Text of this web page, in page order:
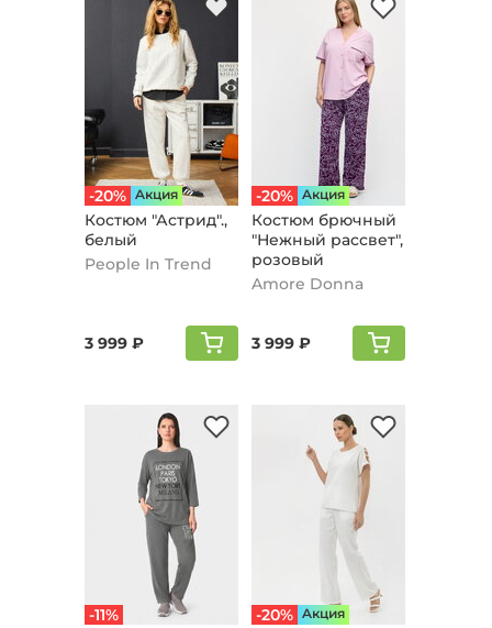
-20% Aкция
Костюм "Астрид".,
белый
People In Trend
3 999 ₽
-20% Aкция
Костюм брючный
"Нежный рассвет",
розовый
Amore Donna
3 999 ₽
-11%
-20% Aкция